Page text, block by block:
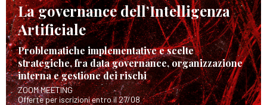
La governance dell’Intelligenza
Artificiale
Problematiche implementative e scelte
strategiche, fra data governance, organizzazione
interna e gestione dei rischi
ZOOM MEETING
Offerte per iscrizioni entro il 27/08